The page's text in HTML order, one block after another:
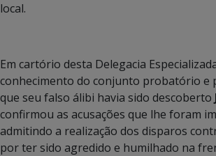
local.
Em cartório desta Delegacia
conhecimento do conjunto probatório e
que seu falso álibi havia sido descoberto
confirmou as acusações que lhe foram
admitindo a realização dos disparos
por ter sido agredido e humilhado na